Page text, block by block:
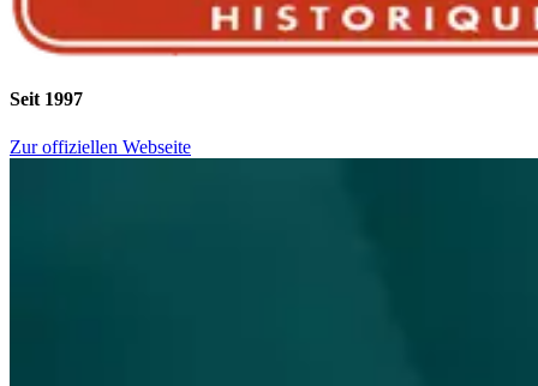
Seit 1997
Zur offiziellen Webseite